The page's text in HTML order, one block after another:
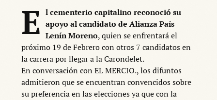
E l cementerio capitalino reconoció su
apoyo al candidato de Alianza País
Lenín Moreno, quien se enfrentará el
próximo 19 de Febrero con otros 7 candidatos en
la carrera por llegar a la Carondelet.
En conversación con EL MERCIO., los difuntos
admitieron que se encuentran convencidos sobre
su preferencia en las elecciones ya que con la